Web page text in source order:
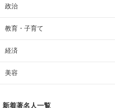
政治
教育・子育て
経済
美容
新着著名人一覧